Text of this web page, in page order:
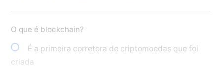
O que é blockchain?
criada